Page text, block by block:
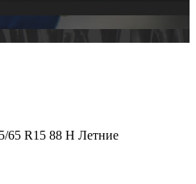
65 R15 88 H Летние